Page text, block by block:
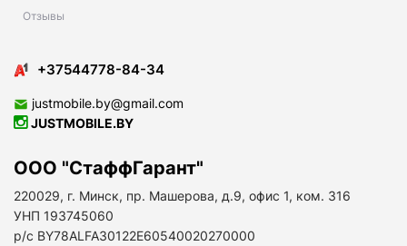
Отзывы
+37544778-84-34
justmobile.by@gmail.com
JUSTMOBILE.BY
ООО "СтаффГарант"
220029, г. Минск, пр. Машерова, д.9, офис 1, ком. 316
УНП 193745060
р/с BY78ALFA30122E60540020270000